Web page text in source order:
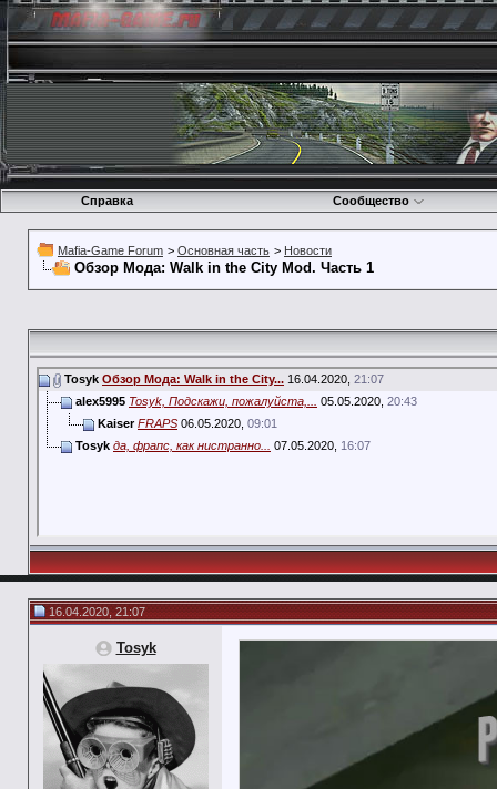
Справка Сообщество
Mafia-Game Forum > Основная часть > Новости
Обзор Мода: Walk in the City Mod. Часть 1
Tosyk Обзор Мода: Walk in the City... 16.04.2020, 21:07
alex5995 Tosyk, Подскажи, пожалуйста,... 05.05.2020, 20:43
Kaiser FRAPS 06.05.2020, 09:01
Tosyk да, фрапс, как нистранно... 07.05.2020, 16:07
16.04.2020, 21:07
Tosyk